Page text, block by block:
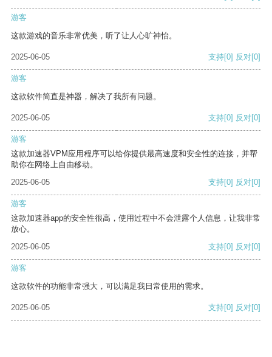
游客
这款游戏的音乐非常优美，听了让人心旷神怡。
2025-06-05 支持[0] 反对[0]
游客
这款软件简直是神器，解决了我所有问题。
2025-06-05 支持[0] 反对[0]
游客
这款加速器VPM应用程序可以给你提供最高速度和安全性的连接，并帮
助你在网络上自由移动。
2025-06-05
支持[0] 反对[0]
游客
这款加速器app的安全性很高，使用过程中不会泄露个人信息，让我非常
放心。
2025-06-05
支持[0] 反对[0]
游客
这款软件的功能非常强大，可以满足我日常使用的需求。
2025-06-05 支持[0] 反对[0]